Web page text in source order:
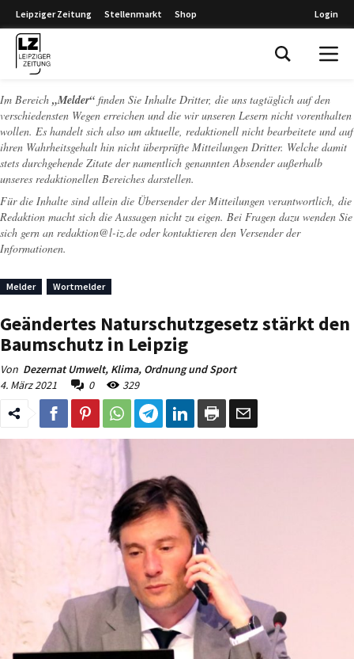
Leipziger Zeitung Stellenmarkt Shop Login
Im Bereich „Melder“ finden Sie Inhalte Dritter, die uns tagtäglich auf den
verschiedensten Wegen erreichen und die wir unseren Lesern nicht vorenthalten
wollen. Es handelt sich also um aktuelle, redaktionell nicht bearbeitete und auf
ihren Wahrheitsgehalt hin nicht überprüfte Mitteilungen Dritter. Welche damit
stets durchgehende Zitate der namentlich genannten Absender außerhalb
unseres redaktionellen Bereiches darstellen.
Für die Inhalte sind allein die Übersender der Mitteilungen verantwortlich, die
Redaktion macht sich die Aussagen nicht zu eigen. Bei Fragen dazu wenden Sie
sich gern an redaktion@l-iz.de oder kontaktieren den Versender der
Informationen.
Melder Wortmelder
Geändertes Naturschutzgesetz stärkt den
Baumschutz in Leipzig
Von Dezernat Umwelt, Klima, Ordnung und Sport
4. März 2021
0 329